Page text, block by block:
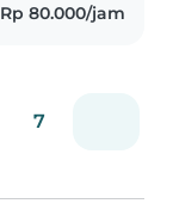
Rp 80.000/jam
7